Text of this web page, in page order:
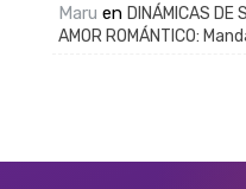
Maru enDINÁMICAS DE
AMOR ROMÁNTICO: